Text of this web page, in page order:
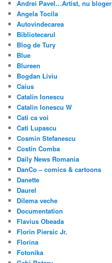
Andrei Pavel…Artist, nu bloger
Angela Tocila
Autovindecarea
Bibliotecarul
Blog de Tury
Blue
Blureen
Bogdan Liviu
Caius
Catalin Ionescu
Catalin Ionescu W
Cati ca voi
Cati Lupascu
Cosmin Stefanescu
Costin Comba
Daily News Romania
DanCo – comics & cartoons
Danette
Daurel
Dilema veche
Documentation
Flavius Obeada
Florin Piersic Jr.
Florina
Fotonika